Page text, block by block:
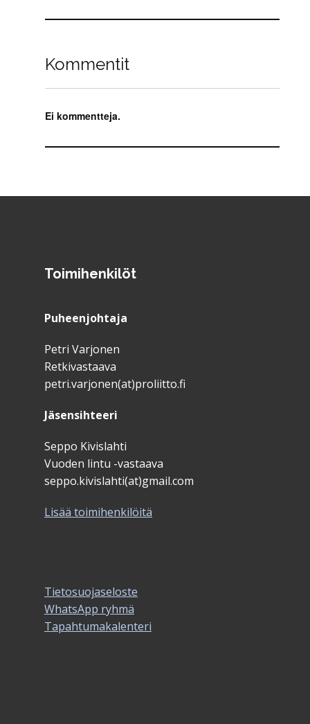
Kommentit
Ei kommentteja.
Toimihenkilöt
Puheenjohtaja
Petri Varjonen
Retkivastaava
petri.varjonen(at)proliitto.fi
Jäsensihteeri
Seppo Kivislahti
Vuoden lintu -vastaava
seppo.kivislahti(at)gmail.com
Lisää toimihenkilöitä
Tietosuojaseloste
WhatsApp ryhmä
Tapahtumakalenteri